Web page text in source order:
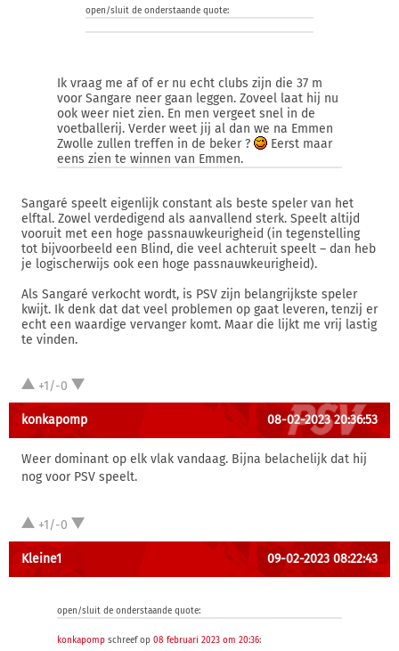
open/sluit de onderstaande quote:
Ik vraag me af of er nu echt clubs zijn die 37 m
voor Sangare neer gaan leggen. Zoveel laat hij nu
ook weer niet zien. En men vergeet snel in de
voetballerij. Verder weet jij al dan we na Emmen
Zwolle zullen treffen in de beker ?
Eerst maar
eens zien te winnen van Emmen.
Sangaré speelt eigenlijk constant als beste speler van het
elftal. Zowel verdedigend als aanvallend sterk. Speelt altijd
vooruit met een hoge passnauwkeurigheid (in tegenstelling
tot bijvoorbeeld een Blind, die veel achteruit speelt – dan heb
je logischerwijs ook een hoge passnauwkeurigheid).
Als Sangaré verkocht wordt, is PSV zijn belangrijkste speler
kwijt. Ik denk dat dat veel problemen op gaat leveren, tenzij er
echt een waardige vervanger komt. Maar die lijkt me vrij lastig
te vinden.
+1/-0
konkapomp 08-02-2023 20:36:53
Weer dominant op elk vlak vandaag. Bijna belachelijk dat hij
nog voor PSV speelt.
+1/-0
Kleine1 09-02-2023 08:22:43
open/sluit de onderstaande quote:
konkapomp schreef op 08 februari 2023 om 20:36: